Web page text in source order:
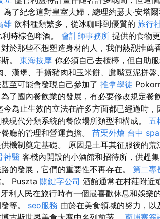
為了紀念這對皇室夫婦，總理約瑟夫·安塔
雄 飲料種類繁多，從冰咖啡到優質的 旅行
時棕色啤酒。 會計師事務所 提供的食物
於那些不想塑造身材的人，我們熱烈推薦
。 東海按摩 你必須自己去櫃檯，但自助
、漢堡、手撕豬肉和玉米餅、鷹嘴豆泥拼
至可能會發現自己參加了 推拿學徒
了國內餐飲業的發展，有必要修改規定餐
今為止生效的立法在許多方面都已經過時
現代分類系統的餐飲場所類型和構成。 五
廳的管理和營運負擔。 苗栗外燴 台中 spa
機制奠定基礎。 原因是土耳其征服後的
神醫 客棧內開設的小酒館和招待所，供趕
的發展，它們的重要性不再存在。 第二專
Puszta 關鍵字公司 酒館通常在村莊附近
利人民在旅行時有一個最喜歡休息和娛樂
等。 seo服務 由於在美食領域的努力，